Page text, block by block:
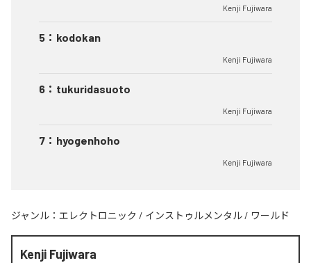
Kenji Fujiwara
5 ： kodokan
Kenji Fujiwara
6 ： tukuridasuoto
Kenji Fujiwara
7 ： hyogenhoho
Kenji Fujiwara
ジャンル： エレクトロニック / インストゥルメンタル / ワールド
Kenji Fujiwara